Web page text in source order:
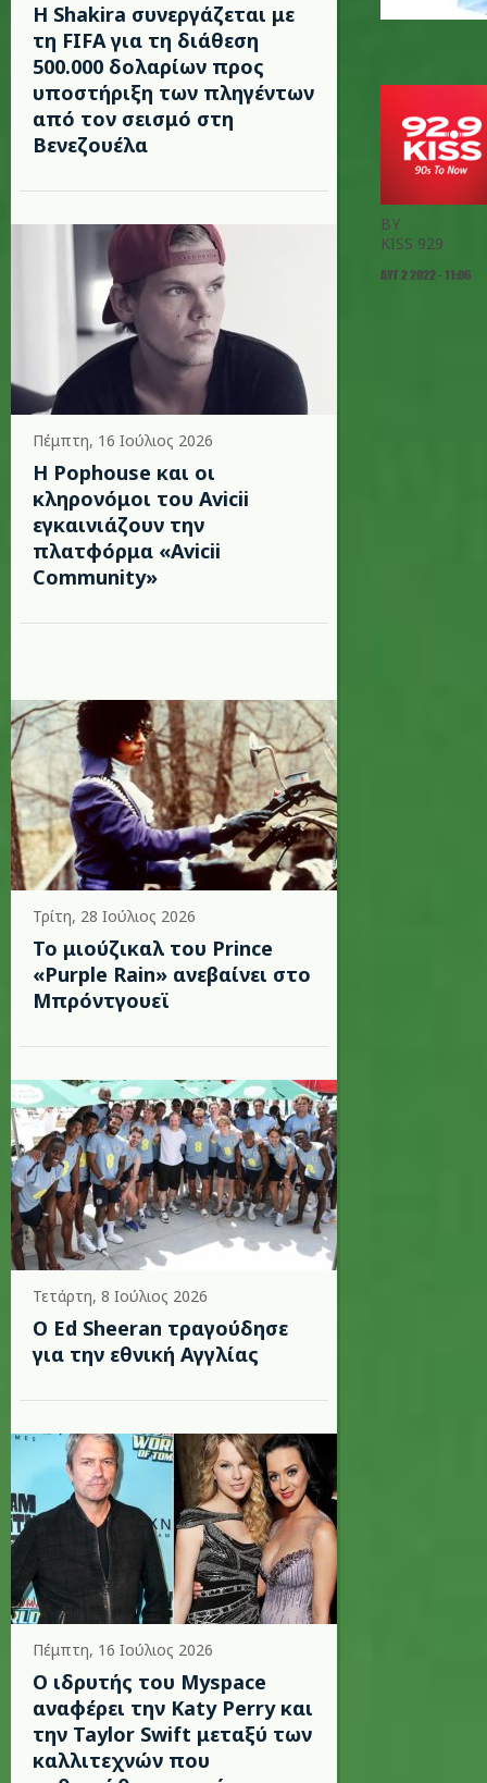
Η Shakira συνεργάζεται με
τη FIFA για τη διάθεση
500.000 δολαρίων προς
υποστήριξη των πληγέντων
από τον σεισμό στη
Βενεζουέλα
Πέμπτη, 16 Ιούλιος 2026
Η Pophouse και οι
κληρονόμοι του Avicii
εγκαινιάζουν την
πλατφόρμα «Avicii
Community»
Τρίτη, 28 Ιούλιος 2026
Το μιούζικαλ του Prince
«Purple Rain» ανεβαίνει στο
Μπρόντγουεϊ
Τετάρτη, 8 Ιούλιος 2026
Ο Ed Sheeran τραγούδησε
για την εθνική Αγγλίας
Πέμπτη, 16 Ιούλιος 2026
Ο ιδρυτής του Myspace
αναφέρει την Katy Perry και
την Taylor Swift μεταξύ των
καλλιτεχνών που
BY
KISS 929
ΑΥΓ 2 2022 - 11:06